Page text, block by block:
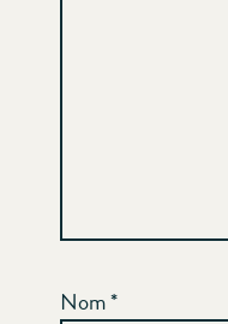
Nom*